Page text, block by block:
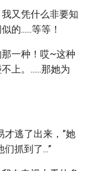
又凭什么非要知
的......等等！
一种！哎~这种
上。......那她为
才逃了出来，”她
抓到了...”